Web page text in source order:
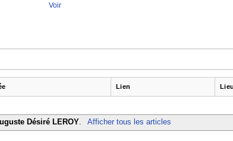
Voir
Lien Lieu
Désiré LEROY Afficher tous les articles